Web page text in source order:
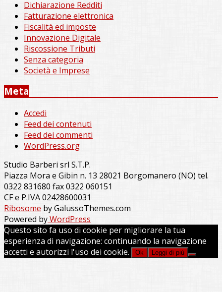
Dichiarazione Redditi
Fatturazione elettronica
Fiscalità ed imposte
Innovazione Digitale
Riscossione Tributi
Senza categoria
Società e Imprese
Meta
Accedi
Feed dei contenuti
Feed dei commenti
WordPress.org
Studio Barberi srl S.T.P.
Piazza Mora e Gibin n. 13 28021 Borgomanero (NO) tel.
0322 831680 fax 0322 060151
CF e P.IVA 02428600031
Ribosome by GalussoThemes.com
Powered byWordPress
Questo sito fa uso di cookie per migliorare la tua
esperienza di navigazione: continuando la navigazione
accetti e autorizzi l'uso dei cookie.
Ok Leggi di più